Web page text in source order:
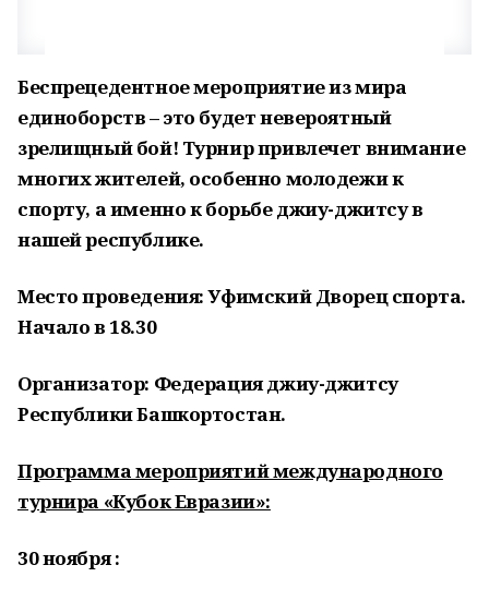
Беспрецедентное мероприятие из мира
единоборств – это будет невероятный
зрелищный бой! Турнир привлечет внимание
многих жителей, особенно молодежи к
спорту, а именно к борьбе джиу-джитсу в
нашей республике.
Место проведения: Уфимский Дворец спорта.
Начало в 18.30
Организатор: Федерация джиу-джитсу
Республики Башкортостан.
Программа мероприятий международного
турнира «Кубок Евразии»:
30 ноября :